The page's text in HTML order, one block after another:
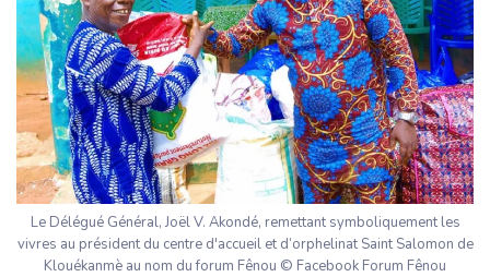
Le Délégué Général, Joël V. Akondé, remettant symboliquement les
vivres au président du centre d'accueil et d’orphelinat Saint Salomon de
Klouékanmè au nom du forum Fênou © Facebook Forum Fênou